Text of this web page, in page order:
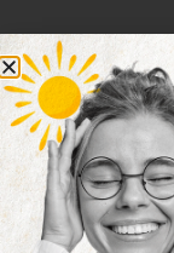
Hazte ya